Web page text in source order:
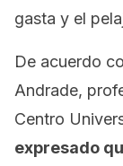
gasta y el
De acuerdo
Andrade,
Centro
expresado